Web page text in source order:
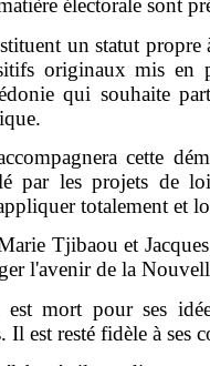
électorale sont
un statut
originaux mis en
qui souhaite
cette
par les projets de
totalement et
Tjibaou et
l'avenir de la
est mort pour ses
est resté fidèle à ses